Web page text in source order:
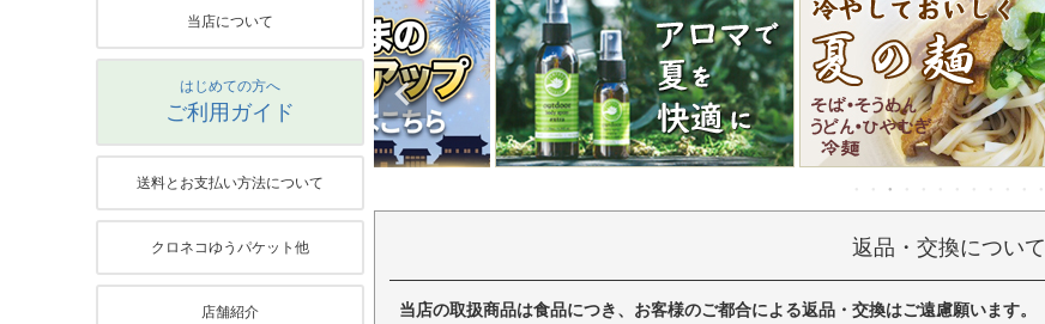
当店について
はじめての方へ
ご利用ガイド
送料とお支払い方法について
クロネコゆうパケット他
店舗紹介
返品・交換について
当店の取扱商品は食品につき、お客様のご都合による返品・交換はご遠慮願います。